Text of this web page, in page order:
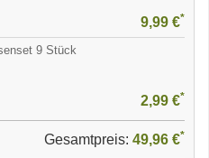
9,99 €*
9 Stück
2,99 €*
Gesamtpreis: 49,96 €*